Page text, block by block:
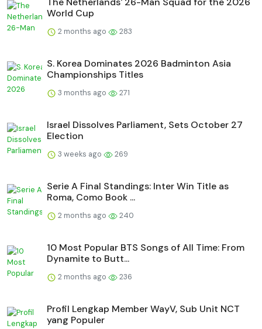
World Cup
2 months ago 283
S. Korea Dominates 2026 Badminton Asia
Championships Titles
3 months ago 271
Israel Dissolves Parliament, Sets October 27
Election
3 weeks ago 269
Serie A Final Standings: Inter Win Title as
Roma, Como Book ...
2 months ago 240
10 Most Popular BTS Songs of All Time: From
Dynamite to Butt...
2 months ago 236
Profil Lengkap Member WayV, Sub Unit NCT
yang Populer